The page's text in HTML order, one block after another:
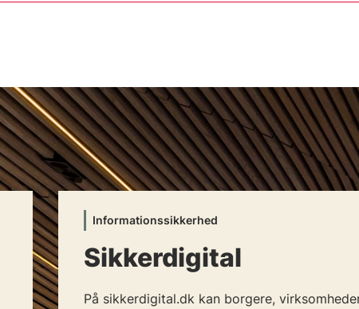
Informationssikkerhed
Sikkerdigital
På sikkerdigital.dk kan borgere,